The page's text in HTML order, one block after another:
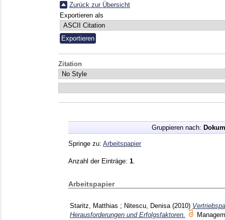
Zurück zur Übersicht
Exportieren als
Zitation
Gruppieren nach:
Springe zu: Arbeitspapier
Anzahl der Einträge: 1
Arbeitspapier
Staritz, Matthias ; Nitescu, Denisa (2010)
Herausforderungen und Erfolgsfaktoren.